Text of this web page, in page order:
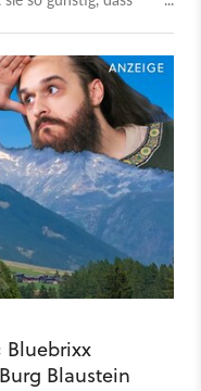
Bluebrixx
Blaustein